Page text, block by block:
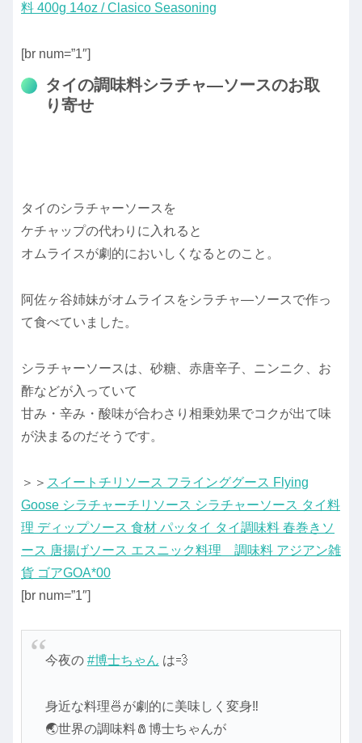
料 400g 14oz / Clasico Seasoning
[br num=”1″]
タイの調味料シラチャ―ソースのお取
り寄せ
タイのシラチャーソースを
ケチャップの代わりに入れると
オムライスが劇的においしくなるとのこと。
阿佐ヶ谷姉妹がオムライスをシラチャ―ソースで作っ
て食べていました。
シラチャーソースは、砂糖、赤唐辛子、ニンニク、お
酢などが入っていて
甘み・辛み・酸味が合わさり相乗効果でコクが出て味
が決まるのだそうです。
＞＞ スイートチリソース フラインググース Flying
Goose シラチャーチリソース シラチャーソース タイ料
理 ディップソース 食材 パッタイ タイ調味料 春巻きソ
ース 唐揚げソース エスニック料理 調味料 アジアン雑
貨 ゴアGOA*00
[br num=”1″]
今夜の #博士ちゃん は💨
身近な料理🍜が劇的に美味しく変身‼️
🌏️世界の調味料🧂博士ちゃんが